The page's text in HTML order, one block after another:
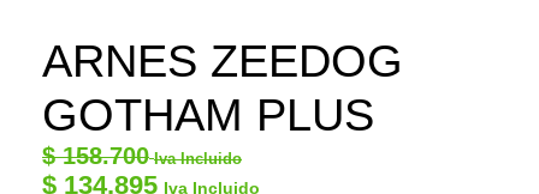
ARNES ZEEDOG
GOTHAM PLUS
$158.700 Iva Incluido
$ 134.895 Iva Incluido